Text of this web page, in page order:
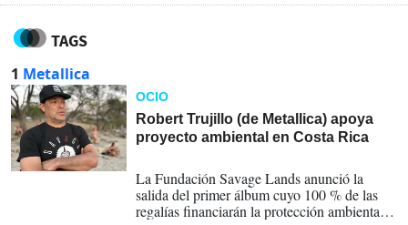
TAGS
1 Metallica
OCIO
Robert Trujillo (de Metallica) apoya
proyecto ambiental en Costa Rica
La Fundación Savage Lands anunció la
salida del primer álbum cuyo 100 % de las
regalías financiarán la protección ambiental